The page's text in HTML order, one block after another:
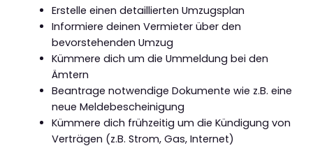
Erstelle einen detaillierten Umzugsplan
Informiere deinen Vermieter über den
bevorstehenden Umzug
Kümmere dich um die Ummeldung bei den
Ämtern
Beantrage notwendige Dokumente wie z.B. eine
neue Meldebescheinigung
Kümmere dich frühzeitig um die Kündigung von
Verträgen (z.B. Strom, Gas, Internet)